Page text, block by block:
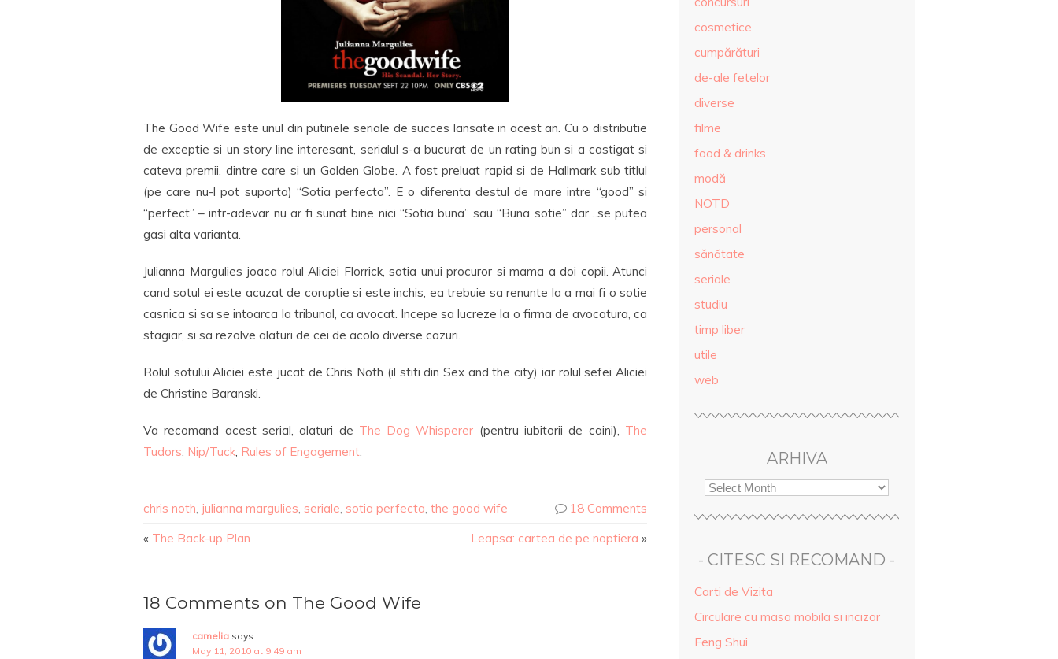
The Good Wife este unul din putinele seriale de succes lansate in acest an. Cu o distributie
de exceptie si un story line interesant, serialul s-a bucurat de un rating bun si a castigat si
cateva premii, dintre care si un Golden Globe. A fost preluat rapid si de Hallmark sub titlul
(pe care nu-l pot suporta) “Sotia perfecta”. E o diferenta destul de mare intre “good” si
“perfect” – intr-adevar nu ar fi sunat bine nici “Sotia buna” sau “Buna sotie” dar…se putea
gasi alta varianta.
Julianna Margulies joaca rolul Aliciei Florrick, sotia unui procuror si mama a doi copii. Atunci
cand sotul ei este acuzat de coruptie si este inchis, ea trebuie sa renunte la a mai fi o sotie
casnica si sa se intoarca la tribunal, ca avocat. Incepe sa lucreze la o firma de avocatura, ca
stagiar, si sa rezolve alaturi de cei de acolo diverse cazuri.
Rolul sotului Aliciei este jucat de Chris Noth (il stiti din Sex and the city) iar rolul sefei Aliciei
de Christine Baranski.
Va recomand acest serial, alaturi de The Dog Whisperer (pentru iubitorii de caini), The
Tudors, Nip/Tuck, Rules of Engagement.
chris noth, julianna margulies, seriale, sotia perfecta, the good wife
18 Comments
« The Back-up Plan Leapsa: cartea de pe noptiera »
18 Comments on The Good Wife
camelia says:
May 11, 2010 at 9:49 am
cosmetice
cumpărături
de-ale fetelor
diverse
filme
food & drinks
modă
NOTD
personal
sănătate
seriale
studiu
timp liber
utile
web
ARHIVA
- CITESC SI RECOMAND -
Carti de Vizita
Circulare cu masa mobila si incizor
Feng Shui